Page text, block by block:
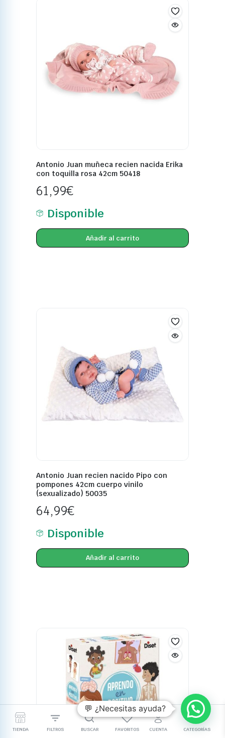
Antonio Juan muñeca recien nacida Erika
con toquilla rosa 42cm 50418
61,99€
Disponible
Añadir al carrito
Antonio Juan recien nacido Pipo con
pompones 42cm cuerpo vinilo
(sexualizado) 50035
64,99€
Disponible
Añadir al carrito
TIENDA FILTROS BUSCAR FAVORITOS CUENTA CATEGORÍAS
💬 ¿Necesitas ayuda?